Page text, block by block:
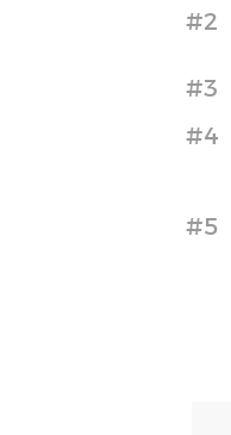
#2
#3
#4
#5